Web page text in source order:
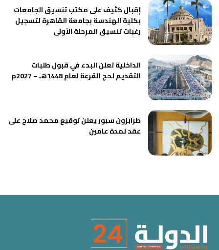
إقبال كثيف على مكتب تنسيق الجامعات
بكلية الهندسة بجامعة القاهرة لتسجيل
رغبات تنسيق المرحلة الأولى
الداخلية تعلن البدء في قبول طلبات
التقديم لحج القرعة لعام 1448هـ – 2027م
طرابزون سبور يعلن توقيع محمد صلاح على
عقد لمدة عامين